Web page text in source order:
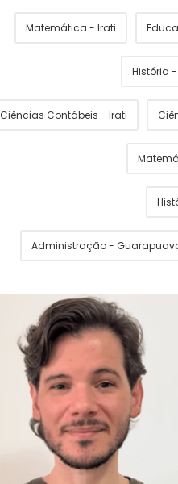
Matemática - Irati
História
Ciências Contábeis - Irati
Administração -